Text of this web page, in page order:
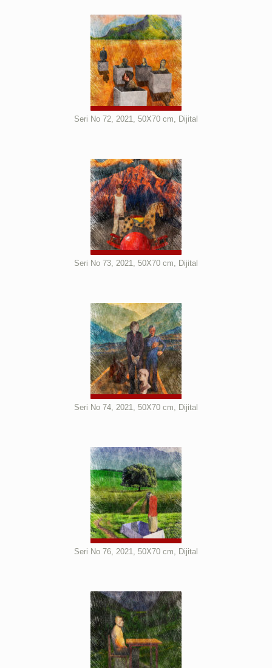
Seri No 72, 2021, 50X70 cm, Dijital
Seri No 73, 2021, 50X70 cm, Dijital
Seri No 74, 2021, 50X70 cm, Dijital
Seri No 76, 2021, 50X70 cm, Dijital